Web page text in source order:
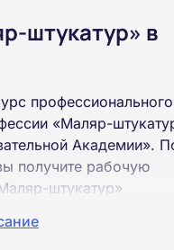
штукатур» в
профессионального
«Маляр-
Академии».
получите рабочую
штукатур»